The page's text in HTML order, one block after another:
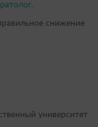
ратолог.
снижение
университет